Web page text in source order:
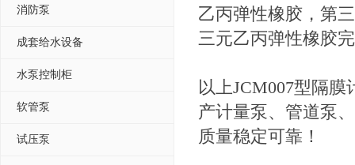
消防泵
成套给水设备
水泵控制柜
软管泵
试压泵
乙丙弹性橡胶，第
三元乙丙弹性橡胶
以上JCM007型隔膜
产计量泵、管道泵
质量稳定可靠！